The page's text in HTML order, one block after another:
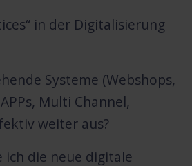
in der Digitalisierung
Systeme (Webshops,
Multi Channel,
weiter aus?
die neue digitale